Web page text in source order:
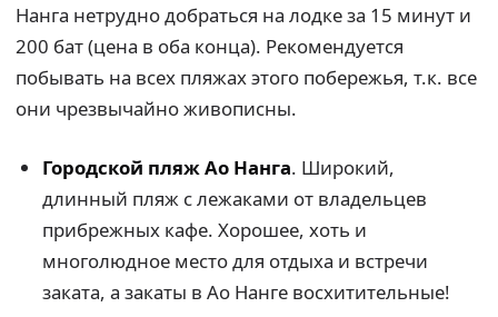
Нанга нетрудно добраться на лодке за 15 минут и
200 бат (цена в оба конца). Рекомендуется
побывать на всех пляжах этого побережья, т.к. все
они чрезвычайно живописны.
Городской пляж Ао Нанга. Широкий,
длинный пляж с лежаками от владельцев
прибрежных кафе. Хорошее, хоть и
многолюдное место для отдыха и встречи
заката, а закаты в Ао Нанге восхитительные!